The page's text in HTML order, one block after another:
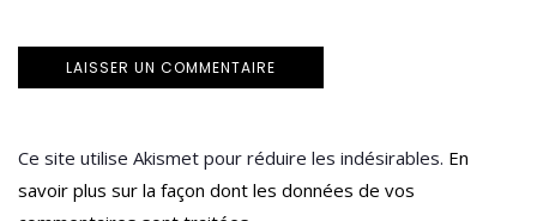
Ce site utilise Akismet pour réduire les indésirables. En
savoir plus sur la façon dont les données de vos